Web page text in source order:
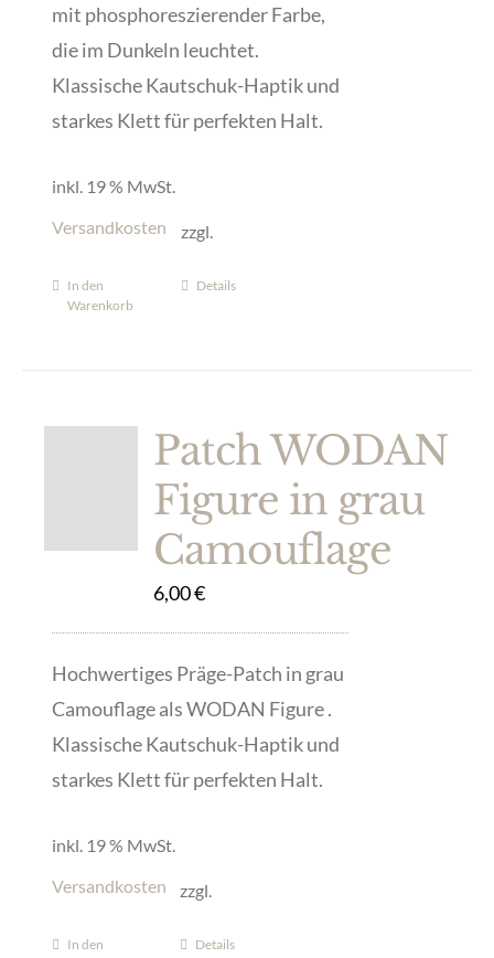
mit phosphoreszierender Farbe,
die im Dunkeln leuchtet.
Klassische Kautschuk-Haptik und
starkes Klett für perfekten Halt.
inkl. 19 % MwSt.
zzgl.
Versandkosten
In den
Warenkorb
Details
Patch WODAN
Figure in grau
Camouflage
6,00€
Hochwertiges Präge-Patch in grau
Camouflage als WODAN Figure .
Klassische Kautschuk-Haptik und
starkes Klett für perfekten Halt.
inkl. 19 % MwSt.
zzgl.
Versandkosten
In den
Details